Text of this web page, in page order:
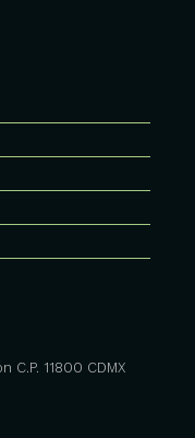
C.P. 11800 CDMX